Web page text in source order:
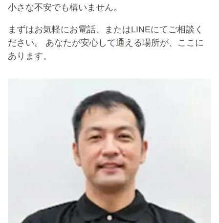
小さな不安でも構いません。
まずはお気軽にお電話、またはLINEにてご相談く
ださい。 あなたが安心して通える場所が、ここに
あります。